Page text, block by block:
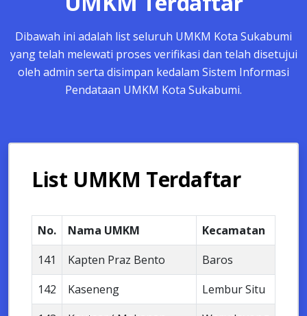
Dibawah ini adalah list seluruh UMKM Kota Sukabumi
yang telah melewati proses verifikasi dan telah disetujui
oleh admin serta disimpan kedalam Sistem Informasi
Pendataan UMKM Kota Sukabumi.
List UMKM Terdaftar
No. Nama UMKM
Kecamatan
141
Kapten Praz Bento
Baros
142
Kaseneng
Lembur Situ